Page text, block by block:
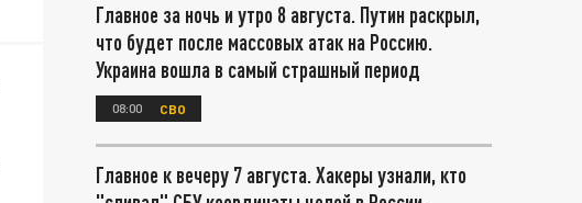
Главное за ночь и утро 8 августа. Путин раскрыл,
что будет после массовых атак на Россию.
Украина вошла в самый страшный период
08:00 СВО
Главное к вечеру 7 августа. Хакеры узнали, кто